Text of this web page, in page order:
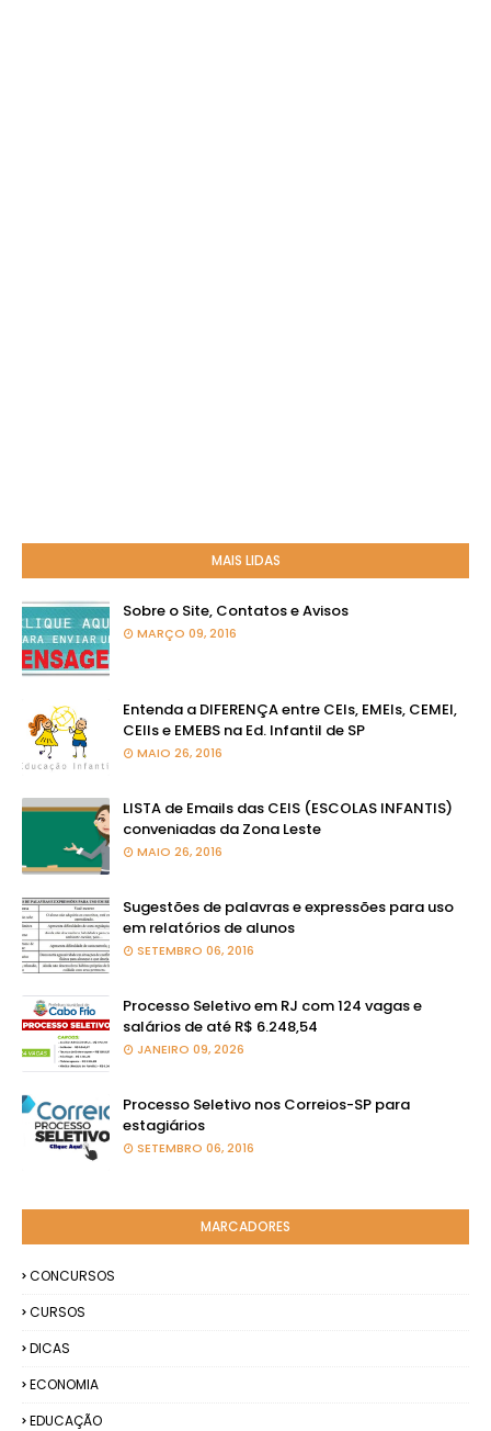
MAIS LIDAS
Sobre o Site, Contatos e Avisos
MARÇO 09, 2016
Entenda a DIFERENÇA entre CEIs, EMEIs, CEMEI,
CEIIs e EMEBS na Ed. Infantil de SP
MAIO 26, 2016
LISTA de Emails das CEIS (ESCOLAS INFANTIS)
conveniadas da Zona Leste
MAIO 26, 2016
Sugestões de palavras e expressões para uso
em relatórios de alunos
SETEMBRO 06, 2016
Processo Seletivo em RJ com 124 vagas e
salários de até R$ 6.248,54
JANEIRO 09, 2026
Processo Seletivo nos Correios-SP para
estagiários
SETEMBRO 06, 2016
MARCADORES
CONCURSOS
CURSOS
DICAS
ECONOMIA
EDUCAÇÃO